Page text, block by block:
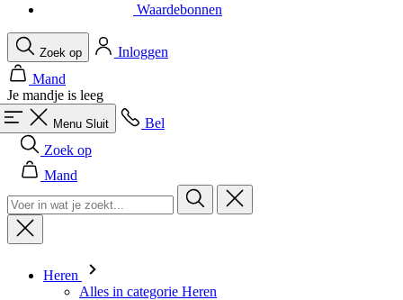
Waardebonnen
Zoek op
Inloggen
Mand
Je mandje is leeg
Menu Sluit
Bel
Zoek op
Mand
Heren
Alles in categorie Heren